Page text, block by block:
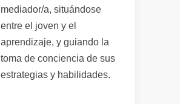
mediador/a, situándose
entre el joven y el
aprendizaje, y guiando la
toma de conciencia de sus
estrategias y habilidades.